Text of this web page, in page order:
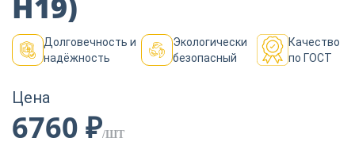
Продукция из
дерева
Строительство
Долговечность и
надёжность
Экологически
безопасный
Качество
по ГОСТ
Цена
6760 ₽/ШТ